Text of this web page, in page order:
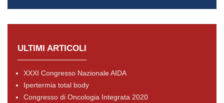
ULTIMI ARTICOLI
XXXI Congresso Nazionale AIDA
Ipertermia total body
Congresso di Oncologia Integrata 2020